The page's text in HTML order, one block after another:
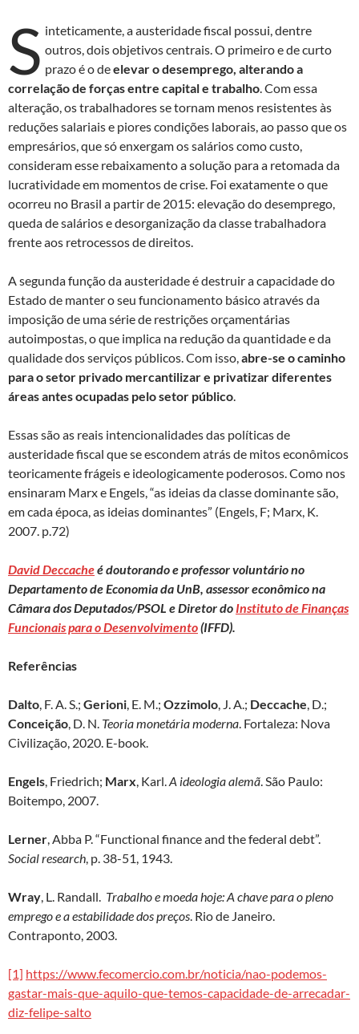
S inteticamente, a austeridade fiscal possui, dentre
outros, dois objetivos centrais. O primeiro e de curto
prazo é o deelevar o desemprego, alterando a
correlação de forças entre capital e trabalho. Com essa
alteração, os trabalhadores se tornam menos resistentes às
reduções salariais e piores condições laborais, ao passo que os
empresários, que só enxergam os salários como custo,
consideram esse rebaixamento a solução para a retomada da
lucratividade em momentos de crise. Foi exatamente o que
ocorreu no Brasil a partir de 2015: elevação do desemprego,
queda de salários e desorganização da classe trabalhadora
frente aos retrocessos de direitos.
A segunda função da austeridade é destruir a capacidade do
Estado de manter o seu funcionamento básico através da
imposição de uma série de restrições orçamentárias
autoimpostas, o que implica na redução da quantidade e da
qualidade dos serviços públicos. Com isso,abre-se o caminho
para o setor privado mercantilizar e privatizar diferentes
áreas antes ocupadas pelo setor público.
Essas são as reais intencionalidades das políticas de
austeridade fiscal que se escondem atrás de mitos econômicos
teoricamente frágeis e ideologicamente poderosos. Como nos
ensinaram Marx e Engels, “as ideias da classe dominante são,
em cada época, as ideias dominantes” (Engels, F; Marx, K.
2007. p.72)
David Deccacheé doutorando e professor voluntário no
Departamento de Economia da UnB, assessor econômico na
Câmara dos Deputados/PSOL e Diretor do Instituto de Finanças
Funcionais para o Desenvolvimento(IFFD).
Referências
Dalto, F. A. S.; Gerioni, E. M.; Ozzimolo, J. A.; Deccache, D.;
Conceição, D. N. Teoria monetária moderna. Fortaleza: Nova
Civilização, 2020. E-book.
Engels, Friedrich; Marx, Karl.A ideologia alemã. São Paulo:
Boitempo, 2007.
Lerner, Abba P. “Functional finance and the federal debt”.
Social research, p. 38-51, 1943.
Wray, L. Randall. Trabalho e moeda hoje: A chave para o pleno
emprego e a estabilidade dos preços. Rio de Janeiro.
Contraponto, 2003.
[1] https://www.fecomercio.com.br/noticia/nao-podemos-
gastar-mais-que-aquilo-que-temos-capacidade-de-arrecadar-
diz-felipe-salto